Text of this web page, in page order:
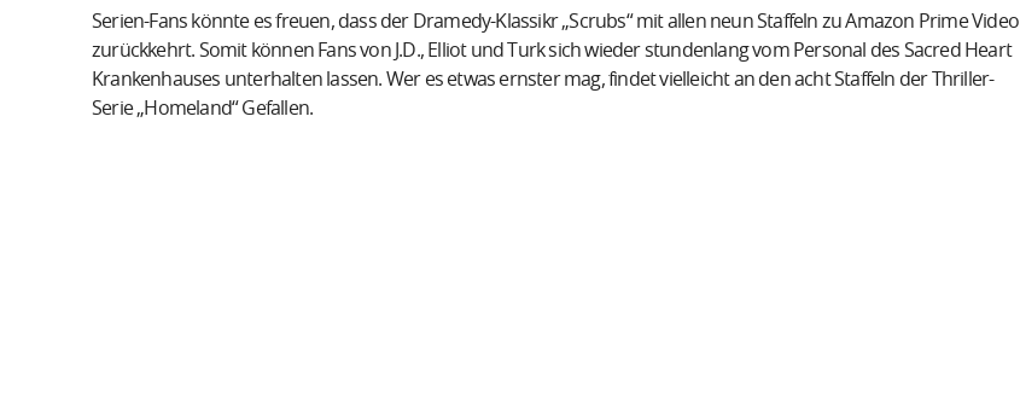
Serien-Fans könnte es freuen, dass der Dramedy-Klassikr „Scrubs“ mit allen neun Staffeln zu Amazon Prime Video
zurückkehrt. Somit können Fans von J.D., Elliot und Turk sich wieder stundenlang vom Personal des Sacred Heart
Krankenhauses unterhalten lassen. Wer es etwas ernster mag, findet vielleicht an den acht Staffeln der Thriller-
Serie „Homeland“ Gefallen.